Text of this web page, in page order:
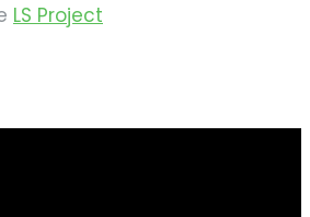
LS Project